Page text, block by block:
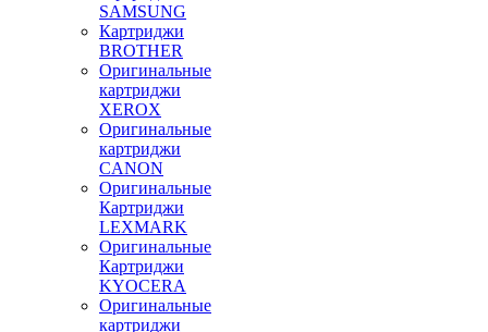
SAMSUNG
Картриджи
BROTHER
Оригинальные
картриджи
XEROX
Оригинальные
картриджи
CANON
Оригинальные
Картриджи
LEXMARK
Оригинальные
Картриджи
KYOCERA
Оригинальные
картриджи